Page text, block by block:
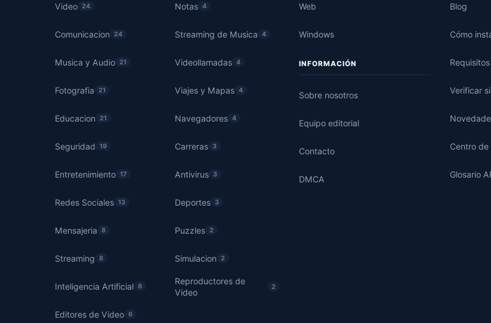
Video 24
Comunicacion 24
Musica y Audio 21
Fotografia 21
Educacion 21
Seguridad 19
Entretenimiento 17
Redes Sociales 13
Mensajeria 8
Streaming 8
Inteligencia Artificial 8
Editores de Video 6
Notas 4
Streaming de Musica 4
Videollamadas 4
Viajes y Mapas 4
Navegadores 4
Carreras 3
Antivirus 3
Deportes 3
Puzzles 2
Simulacion 2
Reproductores de
Video
2
Web
Windows
INFORMACIÓN
Sobre nosotros
Equipo editorial
Contacto
DMCA
Blog
Cómo
Verificar
Centro
Glosario